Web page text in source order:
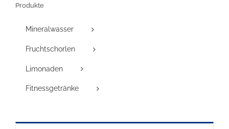
Produkte
Mineralwasser
Fruchtschorlen
Limonaden
Fitnessgetränke